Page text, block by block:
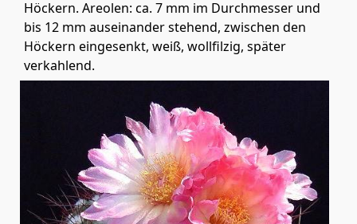
Höckern. Areolen: ca. 7 mm im Durchmesser und
bis 12 mm auseinander stehend, zwischen den
Höckern eingesenkt, weiß, wollfilzig, später
verkahlend.